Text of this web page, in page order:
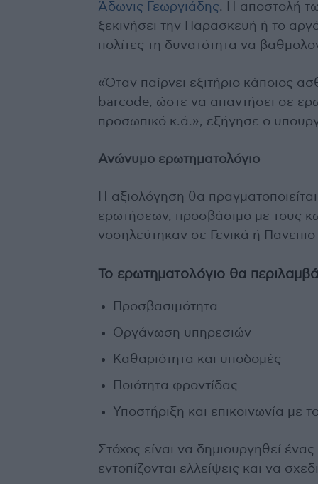
Άδωνις Γεωργιάδης. Η αποστολή
ξεκινήσει την Παρασκευή ή το
πολίτες τη δυνατότητα να
«Όταν παίρνει εξιτήριο κάποιος
barcode, ώστε να απαντήσει σε
προσωπικό κ.ά.», εξήγησε ο
Ανώνυμο ερωτηματολόγιο
Η αξιολόγηση θα
ερωτήσεων, προσβάσιμο με τους
νοσηλεύτηκαν σε Γενικά ή
Το ερωτηματολόγιο θα
Προσβασιμότητα
Οργάνωση υπηρεσιών
Καθαριότητα και υποδομές
Ποιότητα φροντίδας
Υποστήριξη και επικοινωνία με
Στόχος είναι να δημιουργηθεί
εντοπίζονται ελλείψεις και να